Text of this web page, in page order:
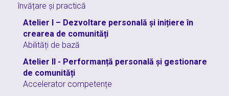
învățare și practică
Atelier I – Dezvoltare personală și inițiere în
crearea de comunități
Abilități de bază
Atelier II - Performanță personală și gestionare
de comunități
Accelerator competențe